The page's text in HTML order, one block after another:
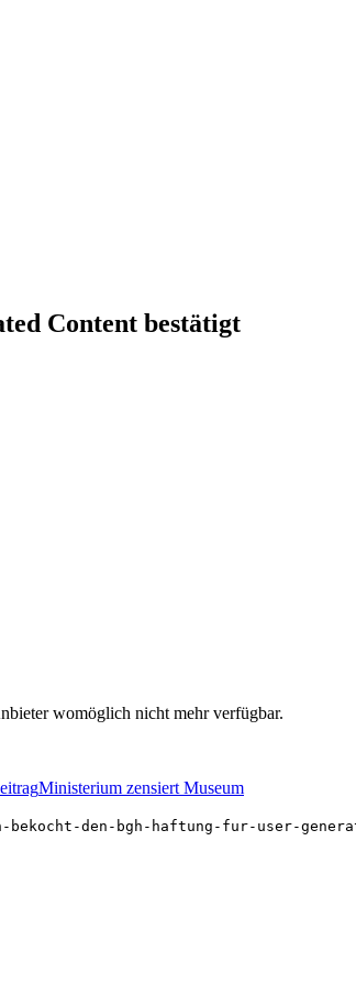
Content bestätigt
womöglich nicht mehr verfügbar.
Ministerium zensiert Museum
bekocht-den-bgh-haftung-fur-user-